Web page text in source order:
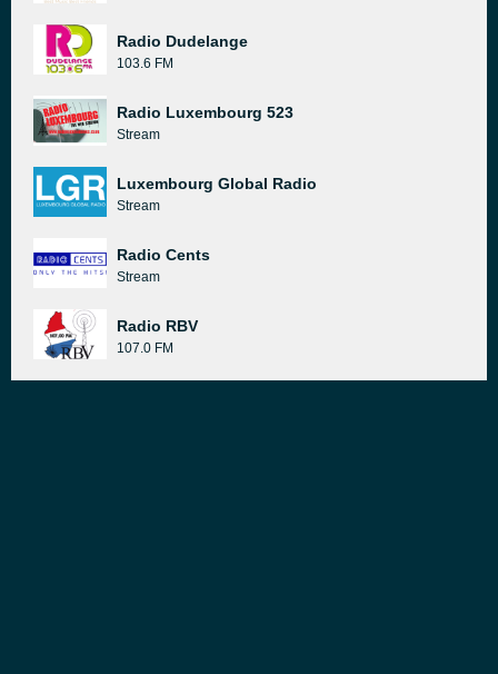
Radio Dudelange
103.6 FM
Radio Luxembourg 523
Stream
Luxembourg Global Radio
Stream
Radio Cents
Stream
Radio RBV
107.0 FM